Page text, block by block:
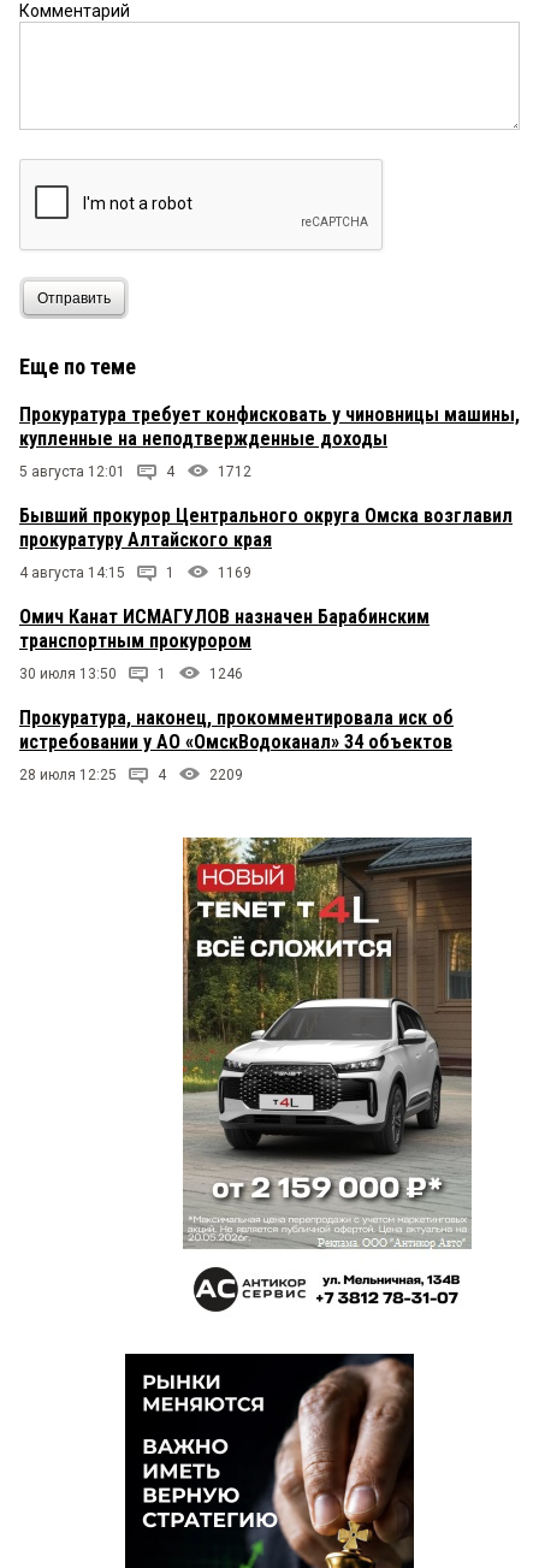
Комментарий
Отправить
Еще по теме
Прокуратура требует конфисковать у чиновницы машины,
купленные на неподтвержденные доходы
5 августа 12:01 4 1712
Бывший прокурор Центрального округа Омска возглавил
прокуратуру Алтайского края
4 августа 14:15 1 1169
Омич Канат ИСМАГУЛОВ назначен Барабинским
транспортным прокурором
30 июля 13:50 1 1246
Прокуратура, наконец, прокомментировала иск об
истребовании у АО «ОмскВодоканал» 34 объектов
28 июля 12:25 4 2209